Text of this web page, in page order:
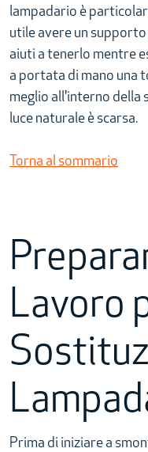
lampadario è
utile avere un
aiuti a tenerlo mentre
a portata di mano una
meglio all'interno della
luce naturale è scarsa.
Torna al sommario
Lavoro
Prima di iniziare a